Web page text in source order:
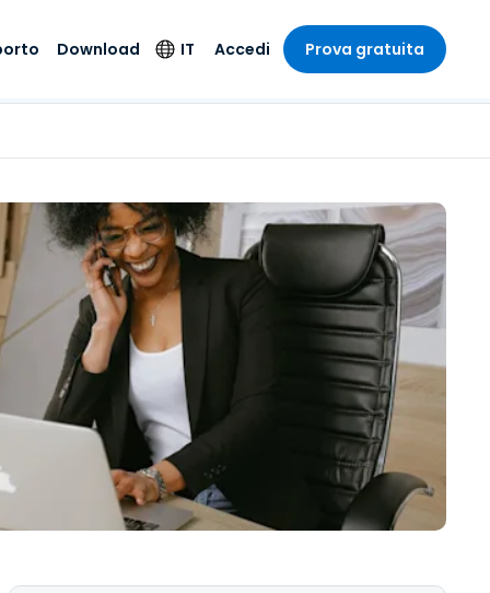
con
on-
Antivirus
Rilevamento degli
endpoint e risposta
Accesso e controllo
Wi-Fi Foxpass
Spazio di lavoro
sicuro Zero Trust
Shield (Anti-scam)
Tutti i prodotti
sanitaria
e
e Design
settori
sistema
Download IT
Deutsch
Español
Français
Italiano
Nederlands
Português
简体中文
繁體中文
日本語
ภาษาไทย
Accedi Prova gratuita